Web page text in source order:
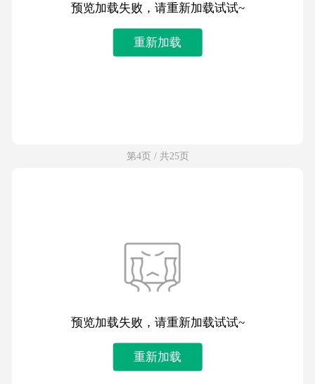
预览加载失败，请重新加载试试~
重新加载
第4页 / 共25页
预览加载失败，请重新加载试试~
重新加载